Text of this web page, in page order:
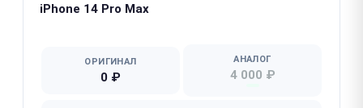
iPhone 14 Pro Max
ОРИГИНАЛ
0 ₽
АНАЛОГ
4 000 ₽